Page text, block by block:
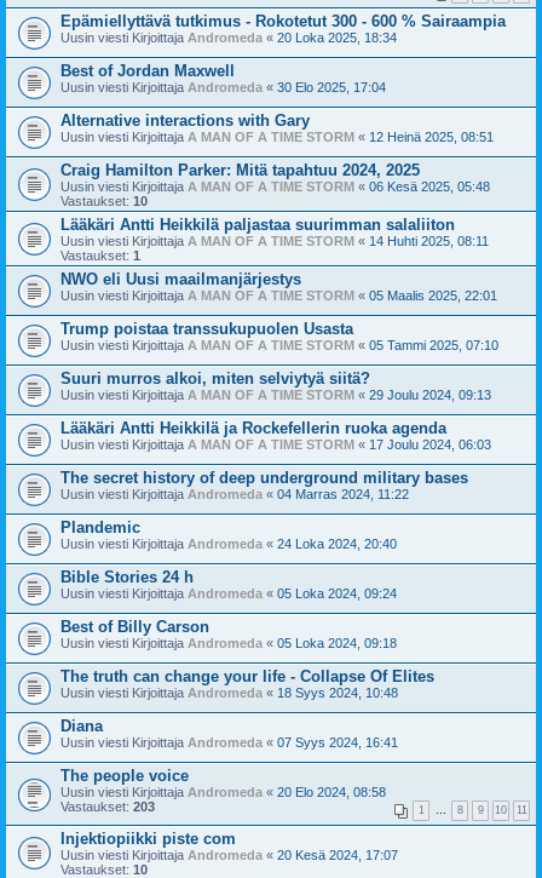
Epämiellyttävä tutkimus - Rokotetut 300 - 600 % Sairaampia
Uusin viesti Kirjoittaja Andromeda « 20 Loka 2025, 18:34
Best of Jordan Maxwell
Uusin viesti Kirjoittaja Andromeda « 30 Elo 2025, 17:04
Alternative interactions with Gary
Uusin viesti Kirjoittaja A MAN OF A TIME STORM « 12 Heinä 2025, 08:51
Craig Hamilton Parker: Mitä tapahtuu 2024, 2025
Uusin viesti Kirjoittaja A MAN OF A TIME STORM « 06 Kesä 2025, 05:48
Vastaukset: 10
Lääkäri Antti Heikkilä paljastaa suurimman salaliiton
Uusin viesti Kirjoittaja A MAN OF A TIME STORM « 14 Huhti 2025, 08:11
Vastaukset: 1
NWO eli Uusi maailmanjärjestys
Uusin viesti Kirjoittaja A MAN OF A TIME STORM « 05 Maalis 2025, 22:01
Trump poistaa transsukupuolen Usasta
Uusin viesti Kirjoittaja A MAN OF A TIME STORM « 05 Tammi 2025, 07:10
Suuri murros alkoi, miten selviytyä siitä?
Uusin viesti Kirjoittaja A MAN OF A TIME STORM « 29 Joulu 2024, 09:13
Lääkäri Antti Heikkilä ja Rockefellerin ruoka agenda
Uusin viesti Kirjoittaja A MAN OF A TIME STORM « 17 Joulu 2024, 06:03
The secret history of deep underground military bases
Uusin viesti Kirjoittaja Andromeda « 04 Marras 2024, 11:22
Plandemic
Uusin viesti Kirjoittaja Andromeda « 24 Loka 2024, 20:40
Bible Stories 24 h
Uusin viesti Kirjoittaja Andromeda « 05 Loka 2024, 09:24
Best of Billy Carson
Uusin viesti Kirjoittaja Andromeda « 05 Loka 2024, 09:18
The truth can change your life - Collapse Of Elites
Uusin viesti Kirjoittaja Andromeda « 18 Syys 2024, 10:48
Diana
Uusin viesti Kirjoittaja Andromeda « 07 Syys 2024, 16:41
The people voice
Uusin viesti Kirjoittaja Andromeda « 20 Elo 2024, 08:58
Vastaukset: 203 1 … 8 9 10 11
Injektiopiikki piste com
Uusin viesti Kirjoittaja Andromeda « 20 Kesä 2024, 17:07
Vastaukset: 10